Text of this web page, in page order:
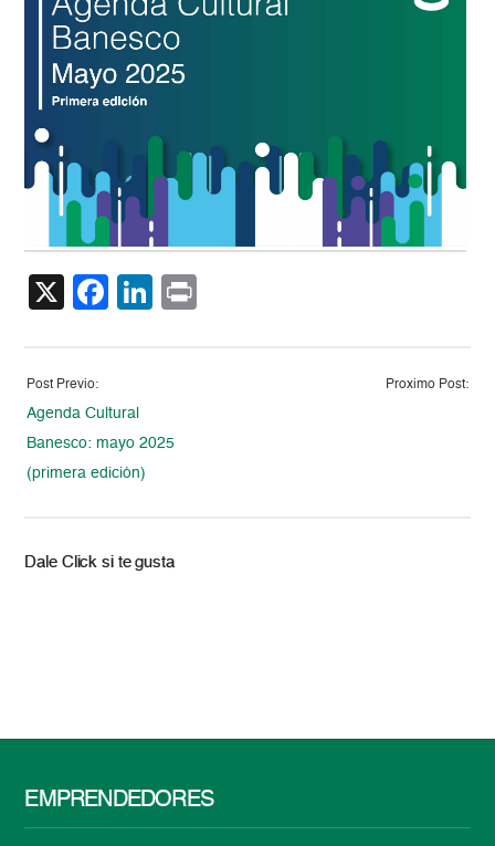
X Facebook
LinkedIn
Post Previo:
Agenda Cultural
Banesco: mayo 2025
(primera edición)
Proximo Post:
Dale Click si te gusta
EMPRENDEDORES